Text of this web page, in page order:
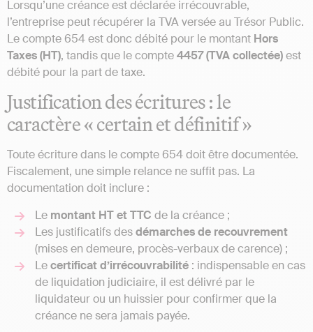
Lorsqu’une créance est déclarée irrécouvrable,
l’entreprise peut récupérer la TVA versée au Trésor Public.
Le compte 654 est donc débité pour le montant Hors
Taxes (HT), tandis que le compte4457 (TVA collectée)est
débité pour la part de taxe.
Justification des écritures : le
caractère « certain et définitif »
Toute écriture dans le compte 654 doit être documentée.
Fiscalement, une simple relance ne suffit pas. La
documentation doit inclure :
Le montant HT et TTC de la créance ;
Les justificatifs desdémarches de recouvrement
(mises en demeure, procès-verbaux de carence) ;
Lecertificat d’irrécouvrabilité : indispensable en cas
de liquidation judiciaire, il est délivré par le
liquidateur ou un huissier pour confirmer que la
créance ne sera jamais payée.